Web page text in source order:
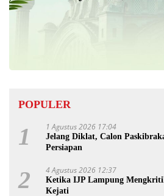
POPULER
1 1 Agustus 2026 17:04
Jelang Diklat, Calon
Persiapan
2 4 Agustus 2026 12:37
Ketika IJP Lampung
Kejati